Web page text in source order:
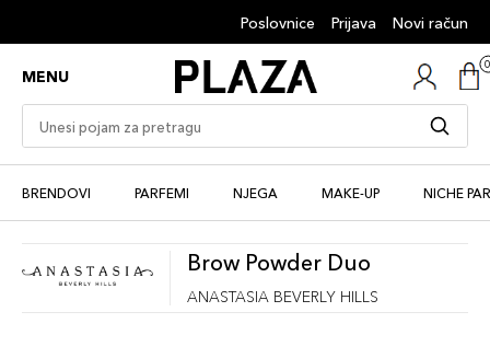
Poslovnice Prijava Novi račun
MENU
BRENDOVI PARFEMI NJEGA MAKE-UP NICHE
Brow Powder Duo
ANASTASIA BEVERLY HILLS